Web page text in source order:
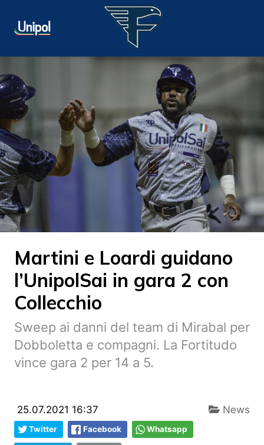
Martini e Loardi guidano
l’UnipolSai in gara 2 con
Collecchio
Sweep ai danni del team di Mirabal per
Dobboletta e compagni. La Fortitudo
vince gara 2 per 14 a 5.
25.07.2021 16:37 News
Twitter Facebook Whatsapp